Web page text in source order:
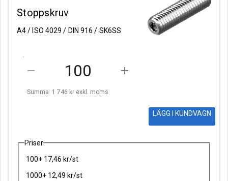
Stoppskruv
A4 / ISO 4029 / DIN 916 / SK6SS
remove add
Summa: 1 746 kr exkl. moms
LÄGG I KUNDVAGN
Priser
100+ 17,46 kr/st
1000+ 12,49 kr/st